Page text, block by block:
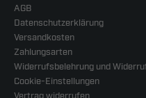
AGB
Datenschutzerklärung
Versandkosten
Zahlungsarten
Widerrufsbelehrung und
Cookie-Einstellungen